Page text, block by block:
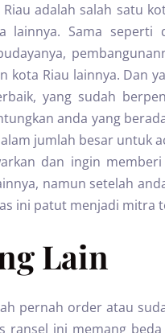
adalah salah satu
lainnya. Sama
kota Riau lainnya. Dan
yang sudah
anda yang
jumlah besar untuk
dan ingin
namun setelah
ini patut menjadi mitra
Lain
pernah order atau
ransel ini memang